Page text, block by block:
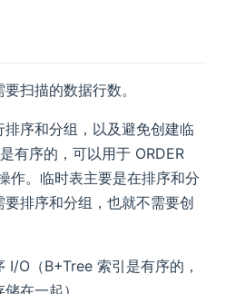
扫描的数据行数。
序和分组，以及避免创建临
有序的，可以用于 ORDER
作。临时表主要是在排序和分
排序和分组，也就不需要创
I/O（B+Tree 索引是有序的，
在一起）。